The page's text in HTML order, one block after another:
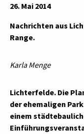
26. Mai 2014
Nachrichten aus
Range.
Karla Menge
Lichterfelde. Die
der ehemaligen
einem